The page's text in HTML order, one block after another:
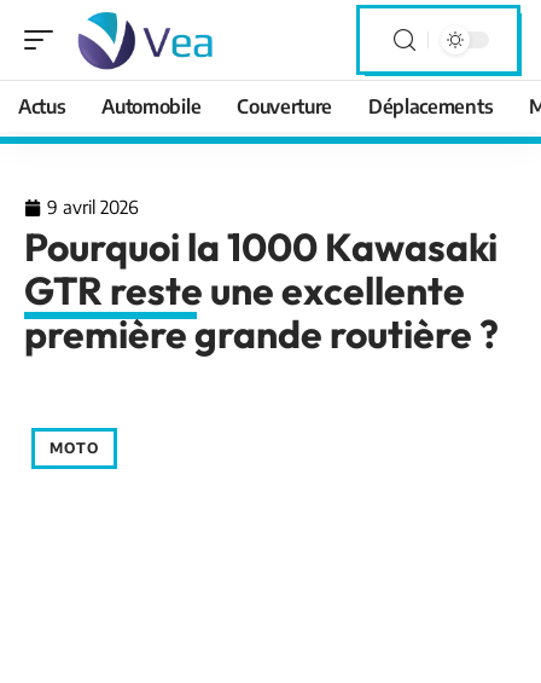
Actus Automobile Couverture Déplacements
9 avril 2026
Pourquoi la 1000 Kawasaki
GTR reste une excellente
première grande routière ?
MOTO